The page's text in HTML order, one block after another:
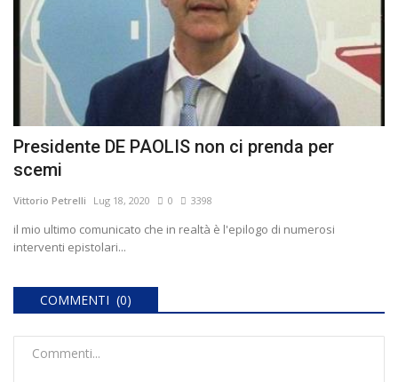
Presidente DE PAOLIS non ci prenda per
scemi
Vittorio Petrelli Lug 18, 2020 0 3398
il mio ultimo comunicato che in realtà è l'epilogo di numerosi
interventi epistolari...
COMMENTI (0)